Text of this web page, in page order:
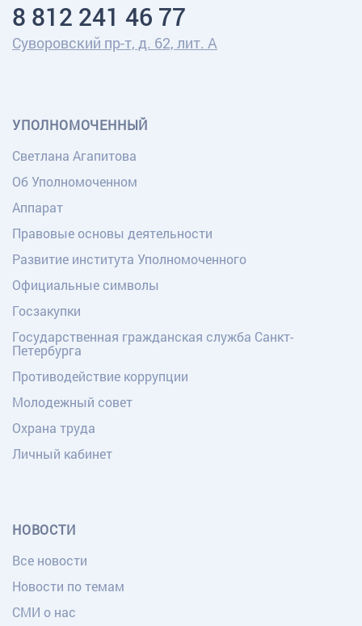
8 812 241 46 77
Суворовский пр-т, д. 62, лит. А
УПОЛНОМОЧЕННЫЙ
Светлана Агапитова
Об Уполномоченном
Аппарат
Правовые основы деятельности
Развитие института Уполномоченного
Официальные символы
Госзакупки
Государственная гражданская служба Санкт-
Петербурга
Противодействие коррупции
Молодежный совет
Охрана труда
Личный кабинет
НОВОСТИ
Все новости
Новости по темам
СМИ о нас